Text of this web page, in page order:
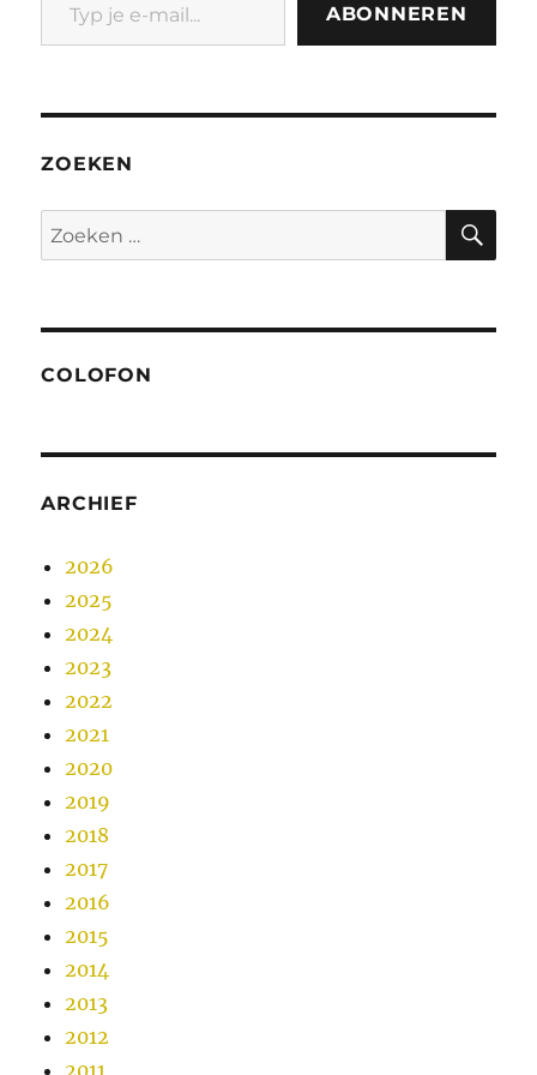
ABONNEREN
ZOEKEN
Zoeken
naar:
COLOFON
ARCHIEF
2026
2025
2024
2023
2022
2021
2020
2019
2018
2017
2016
2015
2014
2013
2012